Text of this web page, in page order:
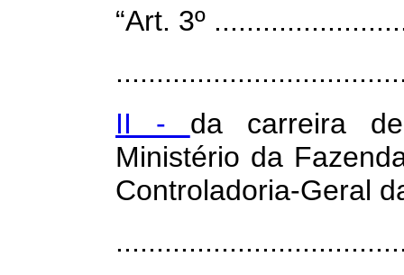
“Art. 3º
II - da carreira
Ministério da
Controladoria-Geral